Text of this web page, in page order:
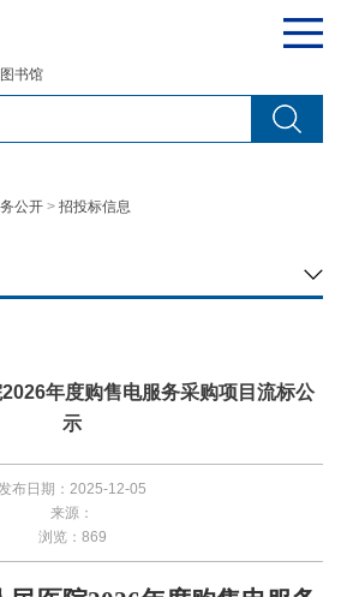
图书馆
公开 > 招投标信息
年度购售电服务采购项目流标公
示
布日期：2025-12-05
来源：
浏览：869